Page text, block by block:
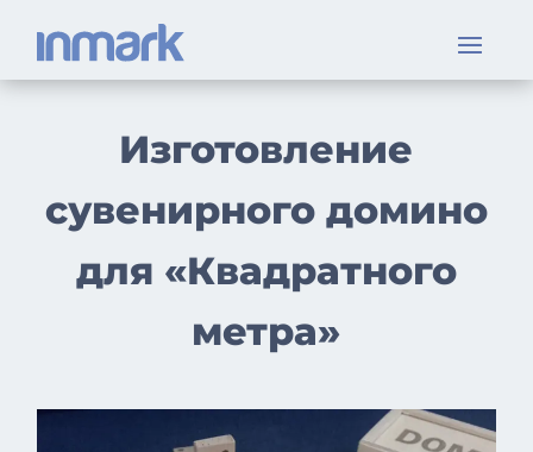
Изготовление
сувенирного домино
для «Квадратного
метра»